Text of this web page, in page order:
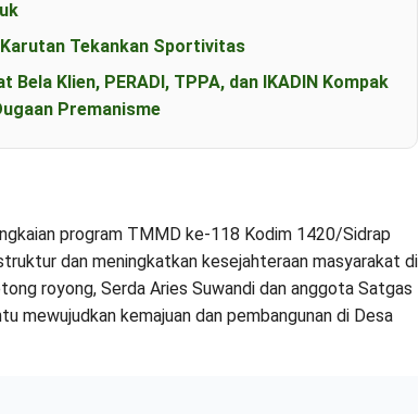
Tekankan Sportivitas
Klien, PERADI, TPPA, dan IKADIN Kompak
Premanisme
program TMMD ke-118 Kodim 1420/Sidrap
dan meningkatkan kesejahteraan masyarakat di
royong, Serda Aries Suwandi dan anggota Satgas
mewujudkan kemajuan dan pembangunan di Desa